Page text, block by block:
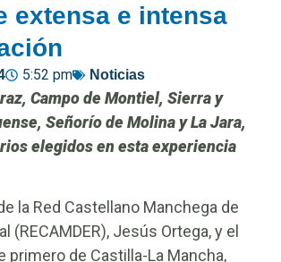
extensa e intensa
5:52 pm Noticias
Campo de Montiel, Sierra y
Señorío de Molina y La Jara,
elegidos en esta experiencia
la Red Castellano Manchega de
(RECAMDER), Jesús Ortega, y el
primero de Castilla-La Mancha,